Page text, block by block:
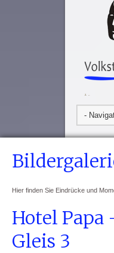
Hier finden Sie Eindrücke und
Hotel Papa
Gleis 3